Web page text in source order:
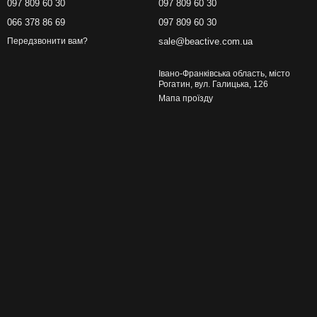
097 809 60 30
066 378 86 69
Передзвонити вам?
097 809 60 30
097 809 60 30
sale@beactive.com.ua
Івано-Франківська область, місто
Рогатин, вул. Галицька, 126
Мапа проїзду